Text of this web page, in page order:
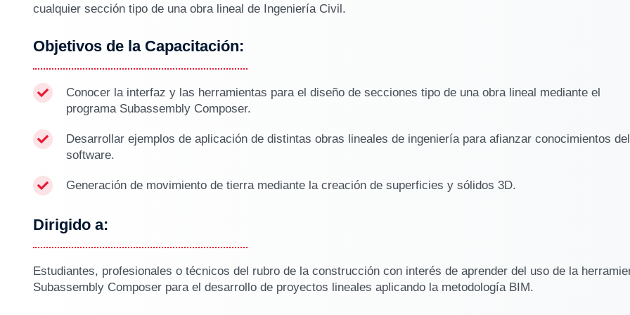
cualquier sección tipo de una obra lineal de Ingeniería Civil.
Objetivos de la Capacitación:

Conocer la interfaz y las herramientas para el diseño de secciones tipo de una obra lineal mediante el
programa Subassembly Composer.

Desarrollar ejemplos de aplicación de distintas obras lineales de ingeniería para afianzar conocimientos del
software.
 Generación de movimiento de tierra mediante la creación de superficies y sólidos 3D.
Dirigido a:
Estudiantes, profesionales o técnicos del rubro de la construcción con interés de aprender del uso de la
Subassembly Composer para el desarrollo de proyectos lineales aplicando la metodología BIM.